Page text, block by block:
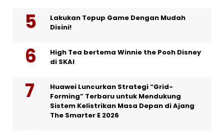
Lakukan Topup Game Dengan Mudah
Disini!
High Tea bertema Winnie the Pooh Disney
di SKAI
Huawei Luncurkan Strategi “Grid-
Forming” Terbaru untuk Mendukung
Sistem Kelistrikan Masa Depan di Ajang
The Smarter E 2026